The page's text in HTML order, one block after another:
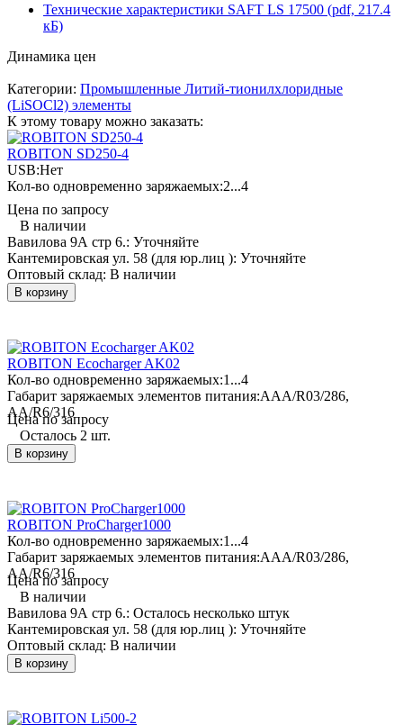
Технические характеристики SAFT LS 17500 (pdf, 217.4
кБ)
Динамика цен
Категории: Промышленные Литий-тионилхлоридные
(LiSOCl2) элементы
К этому товару можно заказать:
ROBITON SD250-4
USB:Нет
Кол-во одновременно заряжаемых:2...4
Цена по запросу
В наличии
Вавилова 9А стр 6.: Уточняйте
Кантемировская ул. 58 (для юр.лиц ): Уточняйте
Оптовый склад: В наличии
В корзину
ROBITON Ecocharger AK02
Кол-во одновременно заряжаемых:1...4
Габарит заряжаемых элементов питания:AAA/R03/286,
AA/R6/316
Цена по запросу
Осталось 2 шт.
В корзину
ROBITON ProCharger1000
Кол-во одновременно заряжаемых:1...4
Габарит заряжаемых элементов питания:AAA/R03/286,
AA/R6/316
Цена по запросу
В наличии
Вавилова 9А стр 6.: Осталось несколько штук
Кантемировская ул. 58 (для юр.лиц ): Уточняйте
Оптовый склад: В наличии
В корзину